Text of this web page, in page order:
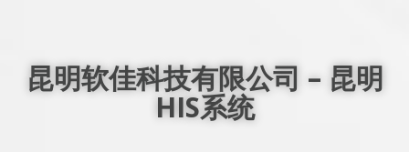
昆明软佳科技有限公司 – 昆明
HIS系统